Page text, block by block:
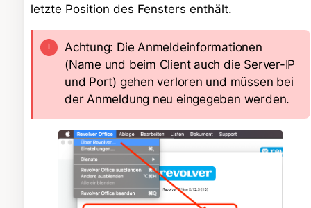
letzte Position des Fensters enthält.
Achtung: Die Anmeldeinformationen
(Name und beim Client auch die Server-IP
und Port) gehen verloren und müssen bei
der Anmeldung neu eingegeben werden.